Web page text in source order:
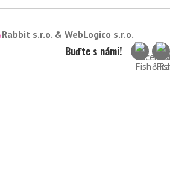
Rabbit s.r.o. & WebLogico s.r.o.
Buďte s námi!